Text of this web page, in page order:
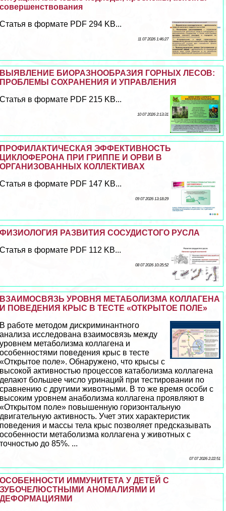
совершенствования
Статья в формате PDF 294 KB...
11 07 2026 1:46:27
ВЫЯВЛЕНИЕ БИОРАЗНООБРАЗИЯ ГОРНЫХ ЛЕСОВ:
ПРОБЛЕМЫ СОХРАНЕНИЯ И УПРАВЛЕНИЯ
Статья в формате PDF 215 KB...
10 07 2026 2:13:31
ПРОФИЛАКТИЧЕСКАЯ ЭФФЕКТИВНОСТЬ
ЦИКЛОФЕРОНА ПРИ ГРИППЕ И ОРВИ В
ОРГАНИЗОВАННЫХ КОЛЛЕКТИВАХ
Статья в формате PDF 147 KB...
09 07 2026 13:18:29
ФИЗИОЛОГИЯ РАЗВИТИЯ СОСУДИСТОГО РУСЛА
Статья в формате PDF 112 KB...
08 07 2026 10:35:52
ВЗАИМОСВЯЗЬ УРОВНЯ МЕТАБОЛИЗМА КОЛЛАГЕНА
И ПОВЕДЕНИЯ КРЫС В ТЕСТЕ «ОТКРЫТОЕ ПОЛЕ»
В работе методом дискриминантного
анализа исследована взаимосвязь между
уровнем метаболизма коллагена и
особенностями поведения крыс в тесте
«Открытое поле». Обнаружено, что крысы с
высокой активностью процессов катаболизма коллагена
делают большее число уринаций при тестировании по
сравнению с другими животными. В то же время особи с
высоким уровнем анаболизма коллагена проявляют в
«Открытом поле» повышенную горизонтальную
двигательную активность. Учет этих хаpaктеристик
поведения и массы тела крыс позволяет предсказывать
особенности метаболизма коллагена у животных с
точностью до 85%. ...
07 07 2026 2:22:51
ОСОБЕННОСТИ ИММУНИТЕТА У ДЕТЕЙ С
ЗУБОЧЕЛЮСТНЫМИ АНОМАЛИЯМИ И
ДЕФОРМАЦИЯМИ